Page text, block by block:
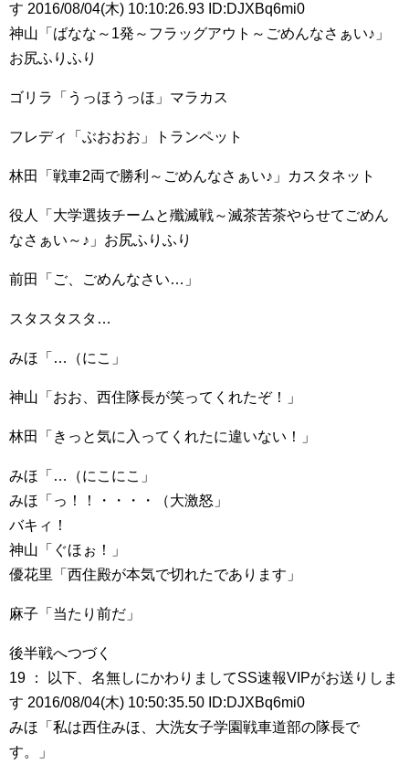
す 2016/08/04(木) 10:10:26.93 ID:DJXBq6mi0
神山「ばなな～1発～フラッグアウト～ごめんなさぁい♪」
お尻ふりふり
ゴリラ「うっほうっほ」マラカス
フレディ「ぶおおお」トランペット
林田「戦車2両で勝利～ごめんなさぁい♪」カスタネット
役人「大学選抜チームと殲滅戦～滅茶苦茶やらせてごめん
なさぁい～♪」お尻ふりふり
前田「ご、ごめんなさい…」
スタスタスタ…
みほ「…（にこ」
神山「おお、西住隊長が笑ってくれたぞ！」
林田「きっと気に入ってくれたに違いない！」
みほ「…（にこにこ」
みほ「っ！！・・・・（大激怒」
バキィ！
神山「ぐほぉ！」
優花里「西住殿が本気で切れたであります」
麻子「当たり前だ」
後半戦へつづく
19 ： 以下、名無しにかわりましてSS速報VIPがお送りしま
す 2016/08/04(木) 10:50:35.50 ID:DJXBq6mi0
みほ「私は西住みほ、大洗女子学園戦車道部の隊長で
す。」